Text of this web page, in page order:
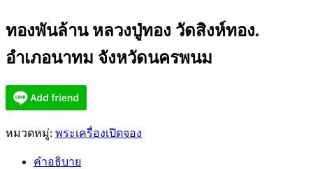
ทองพันล้าน หลวงปู่ทอง วัดสิงห์ทอง.
อำเภอนาทม จังหวัดนครพนม
หมวดหมู่: พระเครื่องเปิดจอง
คำอธิบาย